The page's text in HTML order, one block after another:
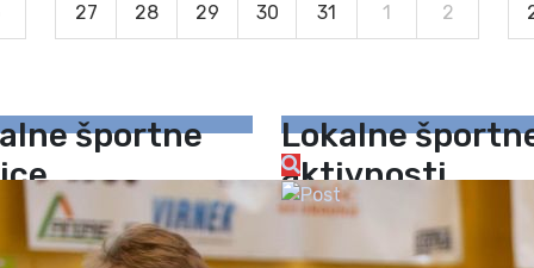
27 28 29 30 31 1 2
športne
Lokalne
aktivnosti
Poletni rekreativni turnir
29. avgust, 2026